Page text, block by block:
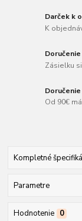
Darček k
K
Zásielku
Od 90€
Kompletné
Parametre
Hodnotenie 0